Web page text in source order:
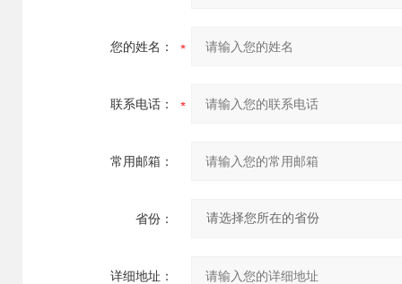
您的姓名：
联系电话：
常用邮箱：
省份：
详细地址：